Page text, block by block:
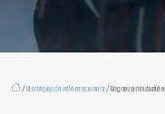
/Stratégies de référencement/ Gagnez en autorité